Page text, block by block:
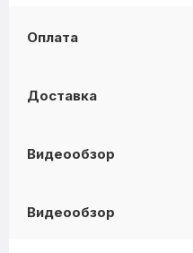
Оплата
Доставка
Видеообзор
Видеообзор